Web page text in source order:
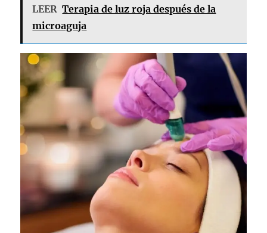
LEER Terapia de luz roja después de la
microaguja